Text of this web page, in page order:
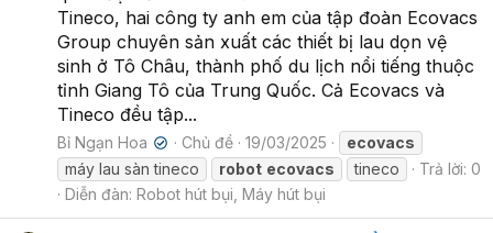
Tineco, hai công ty anh em của tập đoàn Ecovacs
Group chuyên sản xuất các thiết bị lau dọn vệ
sinh ở Tô Châu, thành phố du lịch nổi tiếng thuộc
tỉnh Giang Tô của Trung Quốc. Cả Ecovacs và
Tineco đều tập...
Bỉ Ngạn Hoa ✔ Chủ đề 19/03/2025
ecovacs
máy lau sàn tineco
robot ecovacs tineco
Trả lời: 0
Diễn đàn: Robot hút bụi, Máy hút bụi